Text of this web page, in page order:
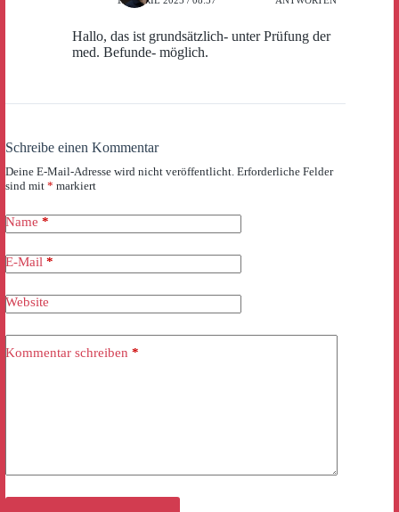
Hallo, das ist grundsätzlich- unter Prüfung der
med. Befunde- möglich.
Schreibe einen Kommentar
Deine E-Mail-Adresse wird nicht veröffentlicht. Erforderliche Felder
sind mit * markiert
Name *
E-Mail *
Website
Kommentar schreiben *